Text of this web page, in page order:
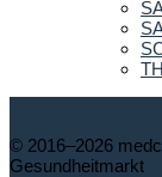
© 2016–2026
Gesundheitmarkt